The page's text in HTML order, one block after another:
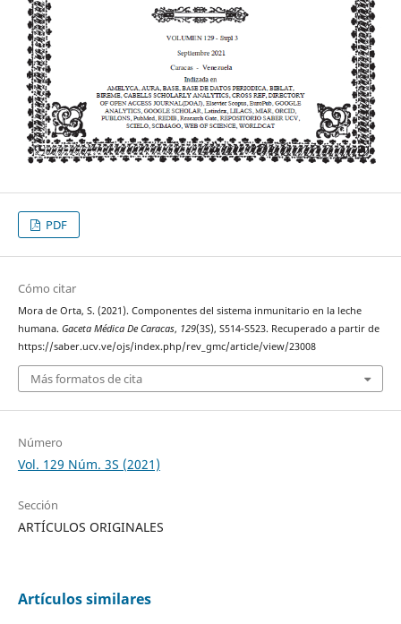
PDF
Cómo citar
Mora de Orta, S. (2021). Componentes del sistema inmunitario en la leche
humana. Gaceta Médica De Caracas, 129(3S), S514-S523. Recuperado a partir de
https://saber.ucv.ve/ojs/index.php/rev_gmc/article/view/23008
Más formatos de cita
Número
Vol. 129 Núm. 3S (2021)
Sección
ARTÍCULOS ORIGINALES
Artículos similares